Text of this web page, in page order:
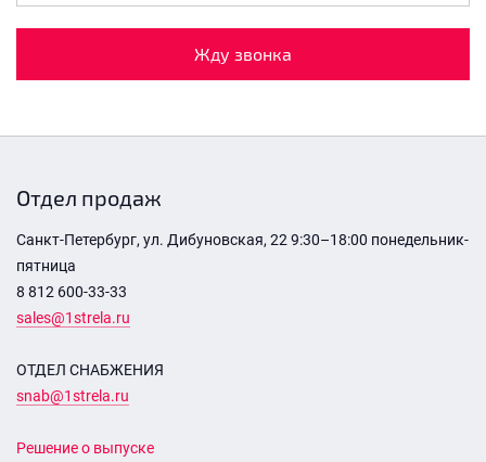
Жду звонка
Отдел продаж
Санкт-Петербург, ул. Дибуновская, 22 9:30–18:00 понедельник-
пятница
8 812 600-33-33
sales@1strela.ru
ОТДЕЛ СНАБЖЕНИЯ
snab@1strela.ru
Решение о выпуске